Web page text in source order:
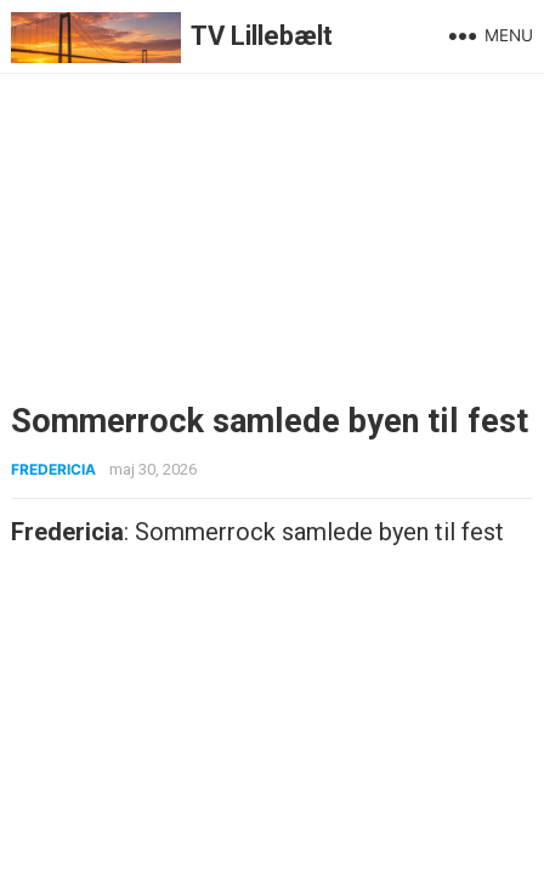
TV Lillebælt MENU
Sommerrock samlede byen til fest
FREDERICIA maj 30, 2026
Fredericia: Sommerrock samlede byen til fest